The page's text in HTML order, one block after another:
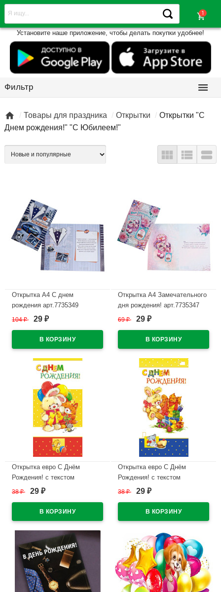
shopping_cart
Установите наше приложение, чтобы делать покупки удобнее!
Фильтр 
 Товары для праздника Открытки
Открытки "С
Днем рождения!" "С Юбилеем!"
  
Открытка А4 С днем
рождения арт.7735349
В наличии
104₽ 29 ₽
Открытка А4 Замечательного
дня рождения! арт.7735347
В наличии
69₽ 29 ₽
Открытка евро С Днём
Рождения! с текстом
арт.1495-09
38₽ 29 ₽
Открытка евро С Днём
Рождения! с текстом
арт.1495-10
38₽ 29 ₽